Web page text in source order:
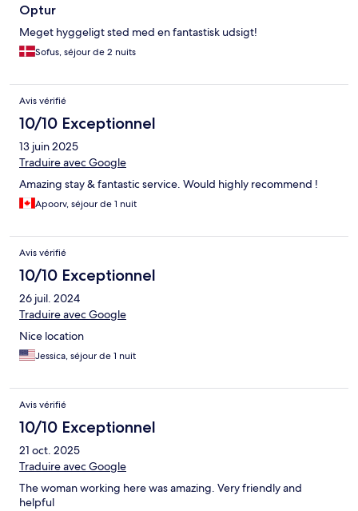
Optur
Meget hyggeligt sted med en fantastisk udsigt!
Sofus, séjour de 2 nuits
Avis vérifié
10/10 Exceptionnel
13 juin 2025
Traduire avec Google
Amazing stay & fantastic service. Would highly recommend !
Apoorv, séjour de 1 nuit
Avis vérifié
10/10 Exceptionnel
26 juil. 2024
Traduire avec Google
Nice location
Jessica, séjour de 1 nuit
Avis vérifié
10/10 Exceptionnel
21 oct. 2025
Traduire avec Google
The woman working here was amazing. Very friendly and
helpful